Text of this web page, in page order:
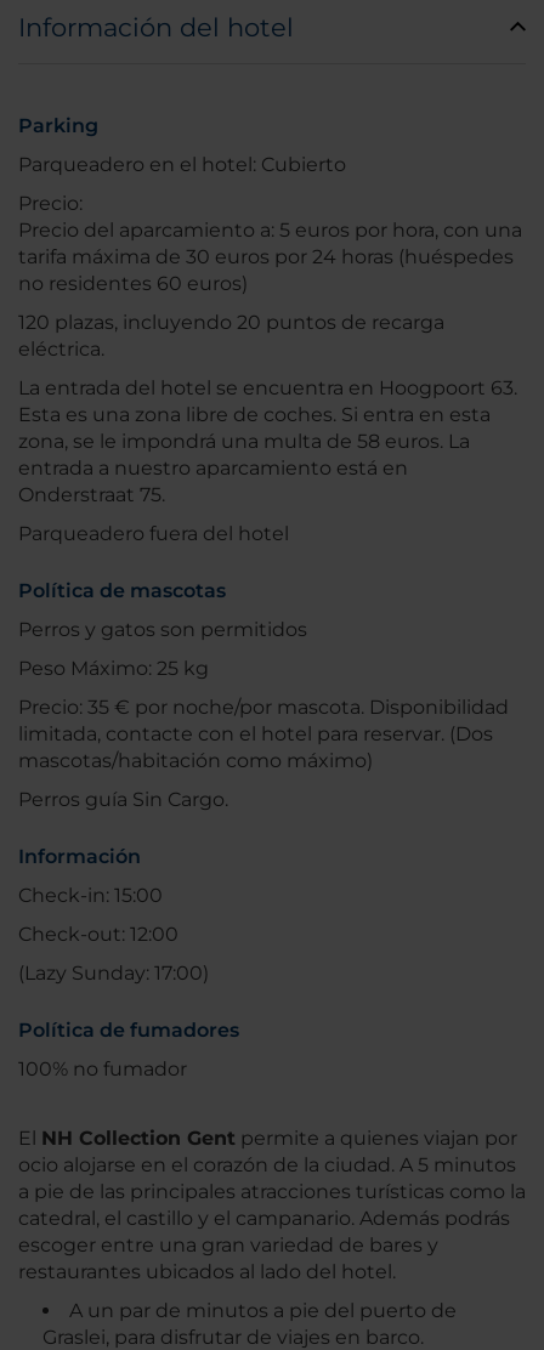
Información del hotel
Parking
Parqueadero en el hotel: Cubierto
Precio:
Precio del aparcamiento a: 5 euros por hora, con una
tarifa máxima de 30 euros por 24 horas (huéspedes
no residentes 60 euros)
120 plazas, incluyendo 20 puntos de recarga
eléctrica.
La entrada del hotel se encuentra en Hoogpoort 63.
Esta es una zona libre de coches. Si entra en esta
zona, se le impondrá una multa de 58 euros. La
entrada a nuestro aparcamiento está en
Onderstraat 75.
Parqueadero fuera del hotel
Política de mascotas
Perros y gatos son permitidos
Peso Máximo: 25 kg
Precio: 35 € por noche/por mascota. Disponibilidad
limitada, contacte con el hotel para reservar. (Dos
mascotas/habitación como máximo)
Perros guía Sin Cargo.
Información
Check-in: 15:00
Check-out: 12:00
(Lazy Sunday: 17:00)
Política de fumadores
100% no fumador
El NH Collection Gent permite a quienes viajan por
ocio alojarse en el corazón de la ciudad. A 5 minutos
a pie de las principales atracciones turísticas como la
catedral, el castillo y el campanario. Además podrás
escoger entre una gran variedad de bares y
restaurantes ubicados al lado del hotel.
A un par de minutos a pie del puerto de
Graslei, para disfrutar de viajes en barco.